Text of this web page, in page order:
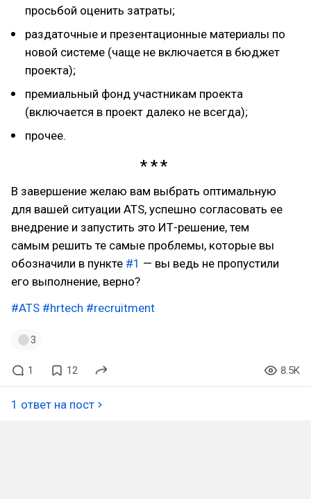
просьбой оценить затраты;
раздаточные и презентационные материалы по
новой системе (чаще не включается в бюджет
проекта);
премиальный фонд участникам проекта
(включается в проект далеко не всегда);
прочее.
В завершение желаю вам выбрать оптимальную
для вашей ситуации ATS, успешно согласовать ее
внедрение и запустить это ИТ-решение, тем
самым решить те самые проблемы, которые вы
обозначили в пункте #1 — вы ведь не пропустили
его выполнение, верно?
#ATS #hrtech #recruitment
3
1 12 8.5K
1 ответ на пост